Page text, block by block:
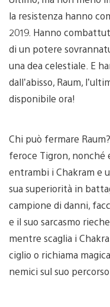
la resistenza hanno
2019. Hanno
di un potere
una dea celestiale. E
dall’abisso, Raum,
disponibile ora!
Chi può fermare
feroce Tigron, nonché
entrambi i Chakram e
sua superiorità in
campione di danni,
e il suo sarcasmo
mentre scaglia i
ciglio o richiama
nemici sul suo percorso.